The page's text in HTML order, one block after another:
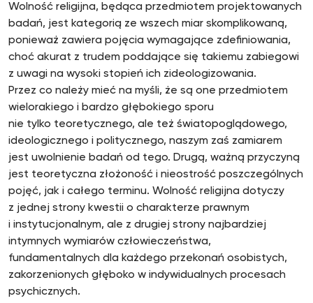
Wolność religijna, będąca przedmiotem projektowanych
badań, jest kategorią ze wszech miar skomplikowaną,
ponieważ zawiera pojęcia wymagające zdefiniowania,
choć akurat z trudem poddające się takiemu zabiegowi
z uwagi na wysoki stopień ich zideologizowania.
Przez co należy mieć na myśli, że są one przedmiotem
wielorakiego i bardzo głębokiego sporu
nie tylko teoretycznego, ale też światopoglądowego,
ideologicznego i politycznego, naszym zaś zamiarem
jest uwolnienie badań od tego. Drugą, ważną przyczyną
jest teoretyczna złożoność i nieostrość poszczególnych
pojęć, jak i całego terminu. Wolność religijna dotyczy
z jednej strony kwestii o charakterze prawnym
i instytucjonalnym, ale z drugiej strony najbardziej
intymnych wymiarów człowieczeństwa,
fundamentalnych dla każdego przekonań osobistych,
zakorzenionych głęboko w indywidualnych procesach
psychicznych.